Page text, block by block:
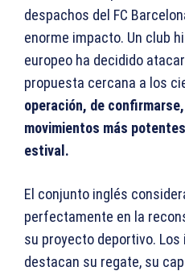
despachos del FC
enorme impacto. Un club
europeo ha decidido
propuesta cercana a los
operación, de
movimientos más
estival.
El conjunto inglés
perfectamente en la
su proyecto deportivo.
destacan su regate, su